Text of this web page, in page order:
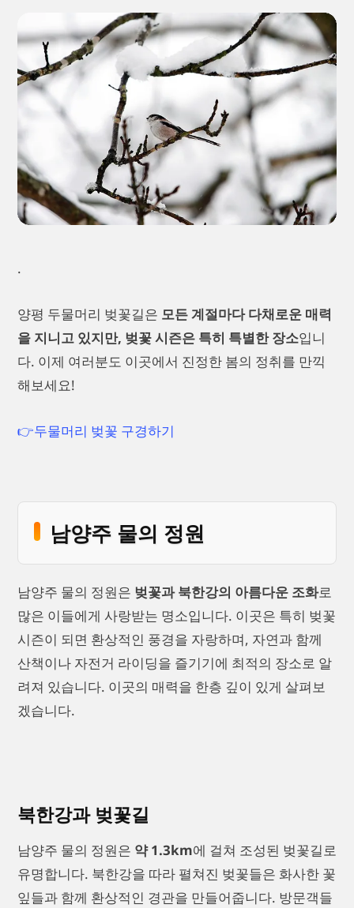
.
양평 두물머리 벚꽃길은 모든 계절마다 다채로운 매력
을 지니고 있지만, 벚꽃 시즌은 특히 특별한 장소입니
다. 이제 여러분도 이곳에서 진정한 봄의 정취를 만끽
해보세요!
👉두물머리 벚꽃 구경하기
남양주 물의 정원
남양주 물의 정원은 벚꽃과 북한강의 아름다운 조화로
많은 이들에게 사랑받는 명소입니다. 이곳은 특히 벚꽃
시즌이 되면 환상적인 풍경을 자랑하며, 자연과 함께
산책이나 자전거 라이딩을 즐기기에 최적의 장소로 알
려져 있습니다. 이곳의 매력을 한층 깊이 있게 살펴보
겠습니다.
북한강과 벚꽃길
남양주 물의 정원은 약 1.3km에 걸쳐 조성된 벚꽃길로
유명합니다. 북한강을 따라 펼쳐진 벚꽃들은 화사한 꽃
잎들과 함께 환상적인 경관을 만들어줍니다. 방문객들